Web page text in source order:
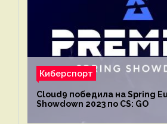
Киберспорт
Cloud9 победила на Spring
Showdown 2023 по CS: GO